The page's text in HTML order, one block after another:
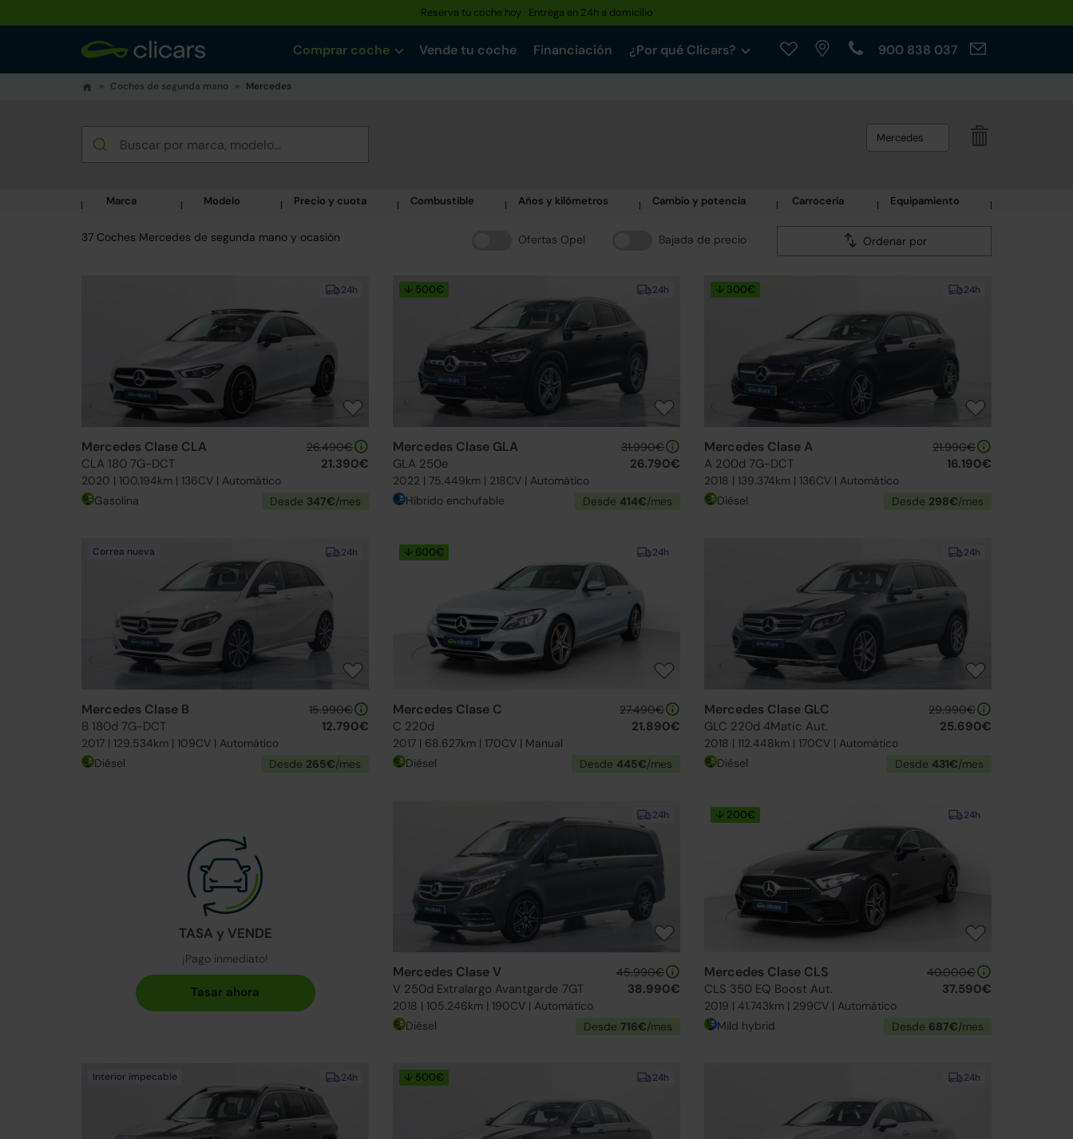
Reserva tu coche hoy · Entrega en 24h a domicilio
Comprar coche Vende tu coche Financiación ¿Por qué Clicars? 900 838 037
Coches de segunda mano Mercedes
Mercedes
Marca Modelo Precio y cuota Combustible Años y kilómetros Cambio y potencia Carrocería Equipamiento
Ofertas Opel Bajada de precio Ordenar por
37 Coches Mercedes de segunda mano y ocasión
24h
Mercedes Clase CLA
CLA 180 7G-DCT
2020 | 100.194km | 136CV | Automático
26.490€
21.390€
Gasolina Desde 347€/mes
24h
↓ 500€
Mercedes Clase GLA
GLA 250e
2022 | 75.449km | 218CV | Automático
31.990€
26.790€
Híbrido enchufable Desde 414€/mes
24h
↓ 300€
Mercedes Clase A
A 200d 7G-DCT
2018 | 139.374km | 136CV | Automático
21.990€
16.190€
Diésel Desde 298€/mes
24h
Correa nueva
Mercedes Clase B
B 180d 7G-DCT
2017 | 129.534km | 109CV | Automático
15.990€
12.790€
Diésel Desde 265€/mes
24h
↓ 600€
Mercedes Clase C
C 220d
2017 | 68.627km | 170CV | Manual
27.490€
21.890€
Diésel Desde 445€/mes
24h
Mercedes Clase GLC
GLC 220d 4Matic Aut.
2018 | 112.448km | 170CV | Automático
29.990€
25.690€
Diésel Desde 431€/mes
TASA y VENDE
¡Pago inmediato!
24h
Mercedes Clase V
V 250d Extralargo Avantgarde 7GT
2018 | 105.246km | 190CV | Automático
45.990€
38.990€
Diésel Desde 716€/mes
24h
↓ 200€
Mercedes Clase CLS
CLS 350 EQ Boost Aut.
2019 | 41.743km | 299CV | Automático
40.000€
37.590€
Mild hybrid Desde 687€/mes
24h
Interior impecable 24h
↓ 500€ 24h